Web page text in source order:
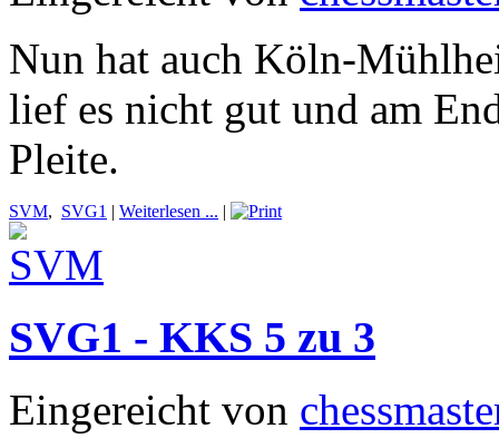
Nun hat auch Köln-
lief es nicht gut und am
Pleite.
SVM, SVG1 | Weiterlesen ... |
SVG1 - KKS 5 zu 3
Eingereicht von